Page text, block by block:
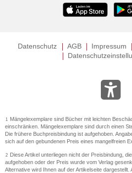
Datenschutz AGB Impressum
1
Mängelexemplare sind Bücher mit leichten
einschränken. Mängelexemplare sind durch einen
Die frühere Buchpreisbindung ist aufgehoben.
sich auf den gebundenen Preis eines mangelfreien
2 Diese Artikel unterliegen nicht der Preisbindung,
aufgehoben oder der Preis wurde vom Verlag
Alternative wird Ihnen auf der Artikelseite